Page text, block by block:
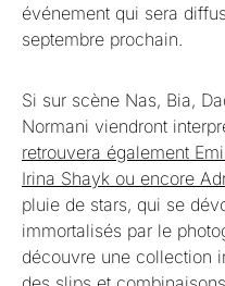
événement qui sera
septembre prochain.
Si sur scène Nas, Bia,
Normani viendront
retrouvera également
Irina Shayk ou encore
pluie de stars, qui se
immortalisés par le
découvre une collection